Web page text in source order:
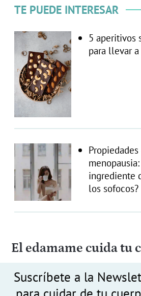
TE PUEDE INTERESAR
5 aperitivos
para llevar
ingrediente
los sofocos?
El edamame cuida tu
Suscríbete a la